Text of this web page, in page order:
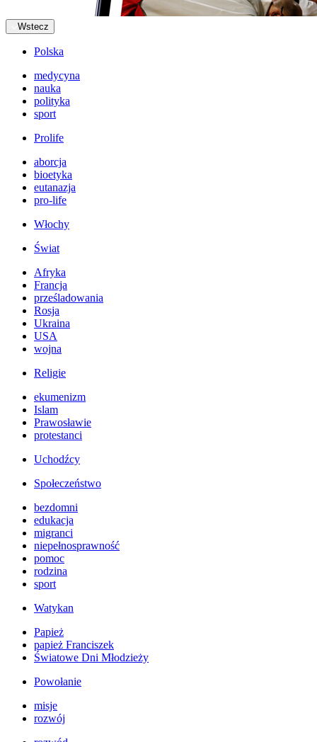
Wstecz
Polska
medycyna
nauka
polityka
sport
Prolife
aborcja
bioetyka
eutanazja
pro-life
Włochy
Świat
Afryka
Francja
prześladowania
Rosja
Ukraina
USA
wojna
Religie
ekumenizm
Islam
Prawosławie
protestanci
Uchodźcy
Społeczeństwo
bezdomni
edukacja
migranci
niepełnosprawność
pomoc
rodzina
sport
Watykan
Papież
papież Franciszek
Światowe Dni Młodzieży
Powołanie
misje
rozwój